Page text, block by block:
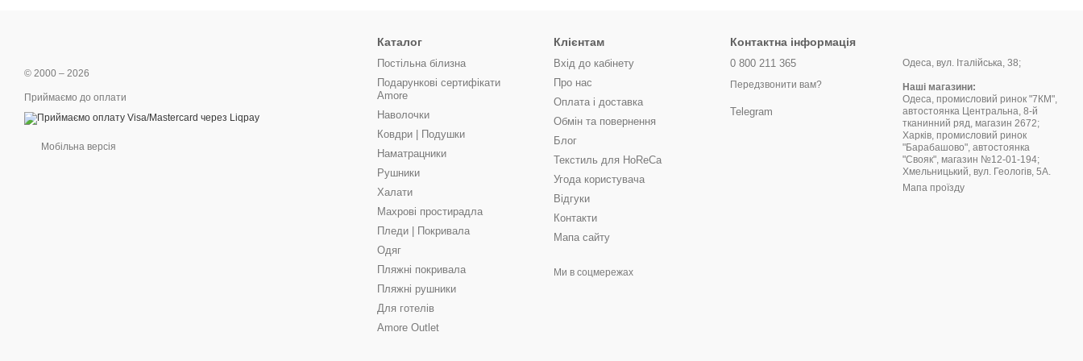
© 2000 – 2026
Приймаємо до оплати
Мобільна версія
Каталог
Постільна білизна
Подарункові сертифікати
Amore
Наволочки
Ковдри | Подушки
Наматрацники
Рушники
Халати
Махрові простирадла
Пледи | Покривала
Одяг
Пляжні покривала
Пляжні рушники
Для готелів
Amore Outlet
Клієнтам
Вхід до кабінету
Про нас
Оплата і доставка
Обмін та повернення
Блог
Текстиль для HoReCa
Угода користувача
Відгуки
Контакти
Мапа сайту
Ми в соцмережах
Контактна інформація
0 800 211 365
Передзвонити вам?
Telegram
Одеса, вул. Італійська, 38;
Наші магазини:
Одеса, промисловий ринок "7КМ",
автостоянка Центральна, 8-й
тканинний ряд, магазин 2672;
Харків, промисловий ринок
"Барабашово", автостоянка
"Свояк", магазин №12-01-194;
Хмельницький, вул. Геологів, 5А.
Мапа проїзду